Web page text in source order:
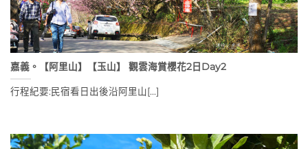
嘉義。【阿里山】【玉山】 觀雲海賞櫻花2日Day2
行程紀要:民宿看日出後沿阿里山[...]